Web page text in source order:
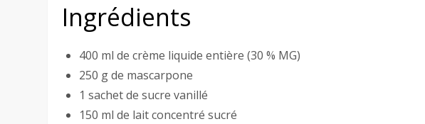
Ingrédients
400 ml de crème liquide entière (30 % MG)
250 g de mascarpone
1 sachet de sucre vanillé
150 ml de lait concentré sucré